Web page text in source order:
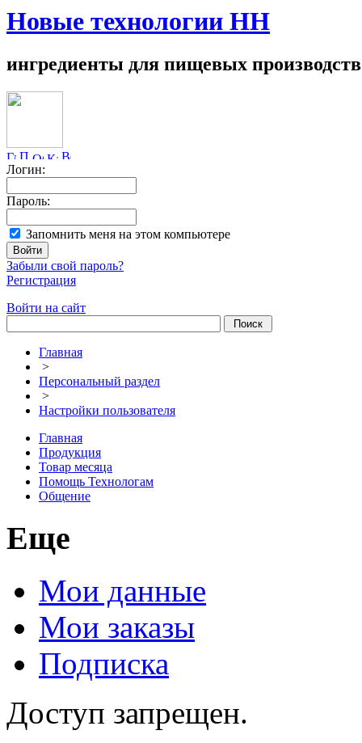
Новые технологии НН
ингредиенты для пищевых производств
Логин:
Пароль:
Запомнить меня на этом компьютере
Забыли свой пароль?
Регистрация
Войти на сайт
Главная
>
Персональный раздел
>
Настройки пользователя
Главная
Продукция
Товар месяца
Помощь Технологам
Общение
Еще
Мои данные
Мои заказы
Подписка
Доступ запрещен.